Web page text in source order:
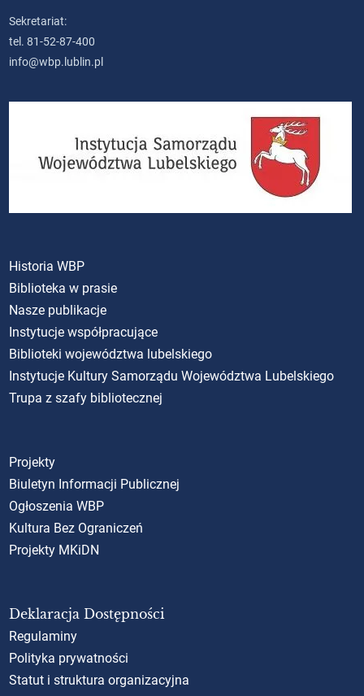
Sekretariat:
tel. 81-52-87-400
info@wbp.lublin.pl
Historia WBP
Biblioteka w prasie
Nasze publikacje
Instytucje współpracujące
Biblioteki województwa lubelskiego
Instytucje Kultury Samorządu Województwa Lubelskiego
Trupa z szafy bibliotecznej
Projekty
Biuletyn Informacji Publicznej
Ogłoszenia WBP
Kultura Bez Ograniczeń
Projekty MKiDN
Deklaracja Dostępności
Regulaminy
Polityka prywatności
Statut i struktura organizacyjna